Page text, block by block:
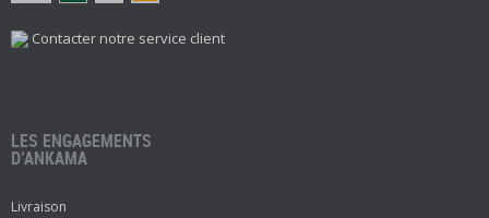
Contacter notre service client
LES ENGAGEMENTS
D’ANKAMA
Livraison